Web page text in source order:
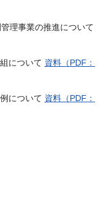
理事業の推進について
について 資料（PDF：
について 資料（PDF：